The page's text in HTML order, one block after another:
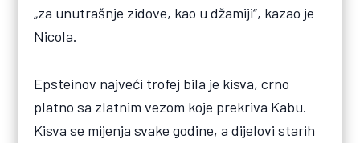
„za unutrašnje zidove, kao u džamiji“, kazao je
Nicola.
Epsteinov najveći trofej bila je kisva, crno
platno sa zlatnim vezom koje prekriva Kabu.
Kisva se mijenja svake godine, a dijelovi starih